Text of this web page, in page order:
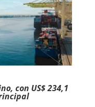
con US$ 234,1